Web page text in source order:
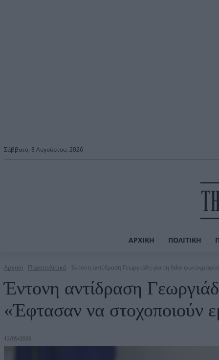
Σάββατο, 8 Αυγούστου, 2026
ΑΡΧΙΚΉ ΠΟΛΙΤΙΚΉ
Αρχική Παραπολιτικά Έντονη αντίδραση Γεωργιάδη για τη fake
Έντονη αντίδραση
«Έφτασαν να στοχοποιούν
12/05/2026